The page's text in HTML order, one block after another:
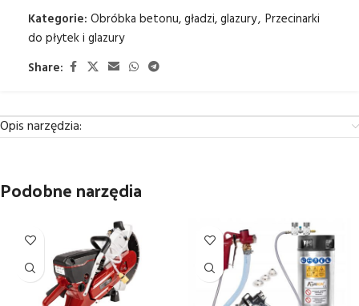
Kategorie: Obróbka betonu, gładzi, glazury, Przecinarki
do płytek i glazury
Share:
Opis narzędzia:
Podobne narzędia